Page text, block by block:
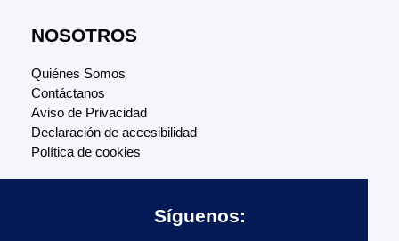
NOSOTROS
Quiénes Somos
Contáctanos
Aviso de Privacidad
Declaración de accesibilidad
Política de cookies
Síguenos: